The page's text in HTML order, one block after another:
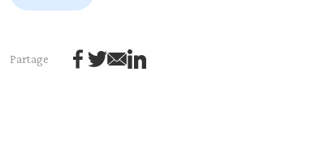
Partage